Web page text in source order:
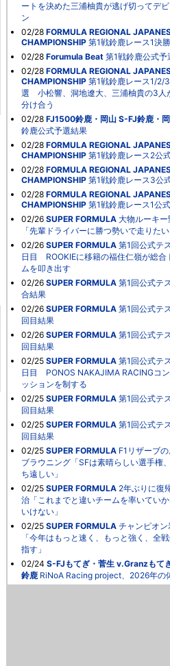
ートを決めた三浦柚貴が逃げ切ってデ
ン
02/28 FORMULA REGIONAL
CHAMPIONSHIP 第1戦鈴鹿レース1決
02/28 Forumula Beat 第1戦鈴鹿公式予
02/28 FORMULA REGIONAL
CHAMPIONSHIP 第1戦鈴鹿レース1/2/
選 小松響、洞地遼⼤、三浦柚貴の3人
分け合う
02/28 FJ1500鈴鹿・岡山 S-FJ鈴鹿・
鈴鹿公式予選結果
02/28 FORMULA REGIONAL
CHAMPIONSHIP 第1戦鈴鹿レース2公
02/28 FORMULA REGIONAL
CHAMPIONSHIP 第1戦鈴鹿レース3公
02/28 FORMULA REGIONAL
CHAMPIONSHIP 第1戦鈴鹿レース1公
02/26 SUPER FORMULA 大物ルーキ
「先輩ドライバーに勝つ勢いで走りたい
02/26 SUPER FORMULA 第1回公式テ
日目 ROOKIEに移籍の福住仁嶺が総合
ムを叩き出す
02/26 SUPER FORMULA 第1回公式テ
合結果
02/26 SUPER FORMULA 第1回公式テ
回目結果
02/26 SUPER FORMULA 第1回公式テ
回目結果
02/25 SUPER FORMULA 第1回公式テ
日目 PONOS NAKAJIMA RACINGコ
ッションを制する
02/25 SUPER FORMULA 第1回公式テ
回目結果
02/25 SUPER FORMULA 第1回公式テ
回目結果
02/25 SUPER FORMULA F1リザーブの
ブラウニング「SFは素晴らしい選手権
ち遠しい」
02/25 SUPER FORMULA 2年ぶりに復
治「これまでと違いチームを率いてい
いけない」
02/25 SUPER FORMULA チャンピオ
「今年はもっと速く、もっと強く、全
指す」
02/24 S-FJもてぎ・菅生 v.Granzもて
鈴鹿 RiNoA Racing project、2026年の